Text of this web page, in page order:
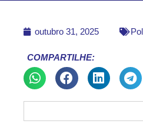
outubro 31, 2025
COMPARTILHE: